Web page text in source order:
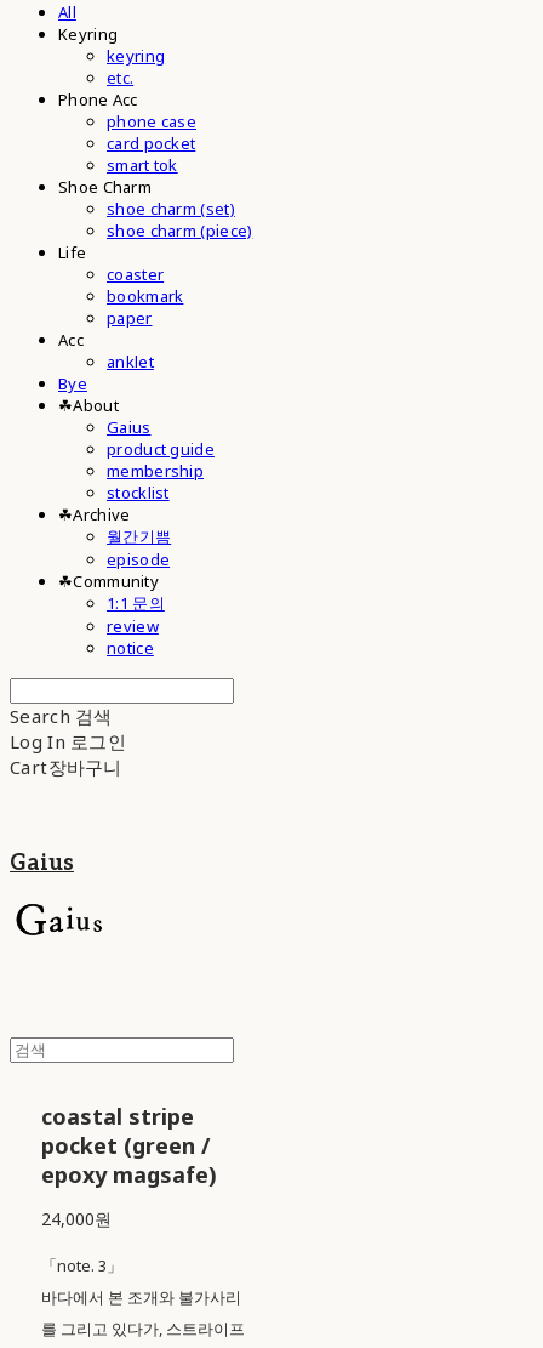
All
Keyring
keyring
etc.
Phone Acc
phone case
card pocket
smart tok
Shoe Charm
shoe charm (set)
shoe charm (piece)
Life
coaster
bookmark
paper
Acc
anklet
Bye
☘︎About
Gaius
product guide
membership
stocklist
☘︎Archive
월간기쁨
episode
☘︎Community
1:1 문의
review
notice
Search 검색
Log In 로그인
Cart장바구니
Gaius
coastal stripe
pocket (green /
epoxy magsafe)
24,000원
「note. 3」
바다에서 본 조개와 불가사리
를 그리고 있다가, 스트라이프